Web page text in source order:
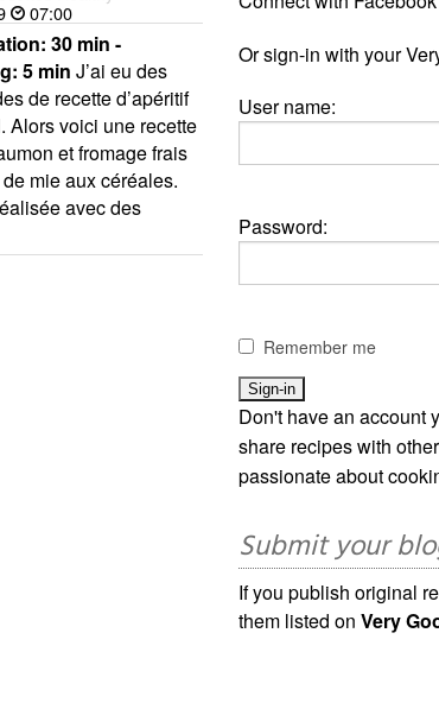
07:00
30 min -
5 min J’ai eu des
de recette d’apéritif
Alors voici une recette
et fromage frais
mie aux céréales.
avec des
Or sign-in with your
User name:
Password:
Remember me
Don't have an account
share recipes with
passionate about
Submit your
If you publish original
them listed onVery